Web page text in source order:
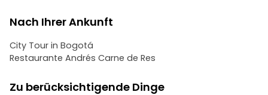
Nach Ihrer Ankunft
City Tour in Bogotá
Restaurante Andrés Carne de Res
Zu berücksichtigende Dinge